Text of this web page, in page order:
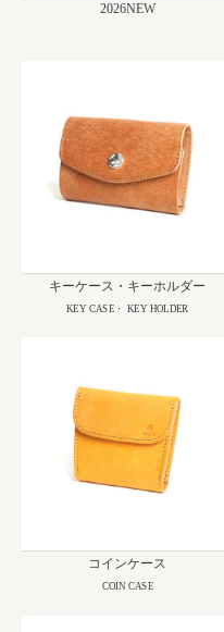
2026NEW
キーケース・キーホルダー
KEY CASE・ KEY HOLDER
コインケース
COIN CASE